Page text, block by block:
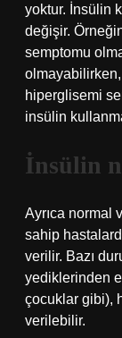
yoktur. İnsülin
değişir.
semptomu
hiperglisemi
insülin
İnsülin
Ayrıca normal
sahip
verilir. Bazı
yediklerinden
çocuklar gibi),
verilebilir.